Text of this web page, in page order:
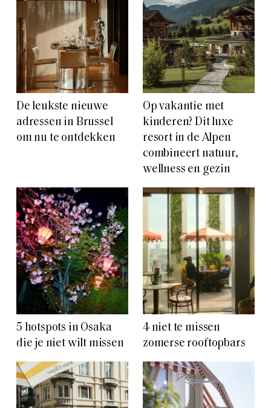
De leukste nieuwe
adressen in Brussel
om nu te ontdekken
Op vakantie met
kinderen? Dit luxe
resort in de Alpen
combineert natuur,
wellness en gezin
5 hotspots in Osaka
die je niet wilt missen
4 niet te missen
zomerse rooftopbars